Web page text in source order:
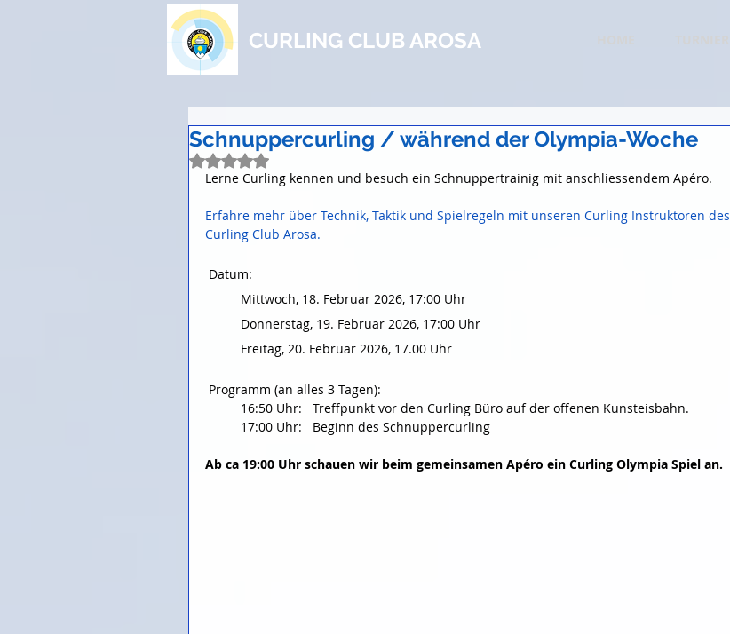
CURLING CLUB AROSA
Schnuppercurling / während der Olympia-Woche
Mit NaN von 5 Sternen bewertet.
Lerne Curling kennen und besuch ein Schnuppertrainig mit anschliessendem Apéro.
Erfahre mehr über Technik, Taktik und Spielregeln mit unseren Curling Instruktoren des
Curling Club Arosa.
Datum:
Mittwoch, 18. Februar 2026, 17:00 Uhr
Donnerstag, 19. Februar 2026, 17:00 Uhr
Freitag, 20. Februar 2026, 17.00 Uhr
Programm (an alles 3 Tagen):
16:50 Uhr:   Treffpunkt vor den Curling Büro auf der offenen Kunsteisbahn.
17:00 Uhr:   Beginn des Schnuppercurling
Ab ca 19:00 Uhr schauen wir beim gemeinsamen Apéro ein Curling Olympia Spiel an.